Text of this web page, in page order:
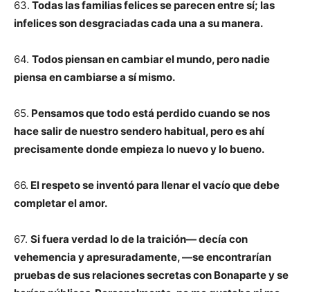
63. Todas las familias felices se parecen entre sí; las
infelices son desgraciadas cada una a su manera.
64. Todos piensan en cambiar el mundo, pero nadie
piensa en cambiarse a sí mismo.
65. Pensamos que todo está perdido cuando se nos
hace salir de nuestro sendero habitual, pero es ahí
precisamente donde empieza lo nuevo y lo bueno.
66. El respeto se inventó para llenar el vacío que debe
completar el amor.
67. Si fuera verdad lo de la traición— decía con
vehemencia y apresuradamente, —se encontrarían
pruebas de sus relaciones secretas con Bonaparte y se